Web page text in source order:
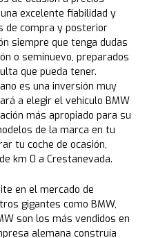
excelente fiabilidad y
de compra y posterior
siempre que tenga dudas
o seminuevo, preparados
que pueda tener.
es una inversión muy
a elegir el vehículo BMW
más apropiado para su
de la marca en tu
tu coche de ocasión,
km 0 a Crestanevada.
en el mercado de
gigantes como BMW,
son los más vendidos en
alemana construía